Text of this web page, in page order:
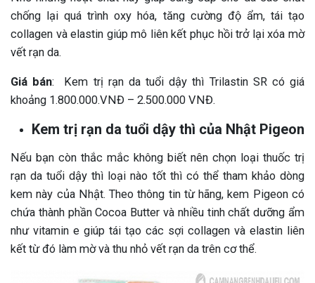
chống lại quá trình oxy hóa, tăng cường độ ẩm, tái tạo
collagen và elastin giúp mô liên kết phục hồi trở lại xóa mờ
vết rạn da.
Giá bán: Kem trị rạn da tuổi dậy thì Trilastin SR có giá
khoảng 1.800.000.VNĐ – 2.500.000 VNĐ.
Kem trị rạn da tuổi dậy thì của Nhật Pigeon
Nếu bạn còn thắc mắc không biết nên chọn loại thuốc trị
rạn da tuổi dậy thì loại nào tốt thì có thể tham khảo dòng
kem này của Nhật. Theo thông tin từ hãng, kem Pigeon có
chứa thành phần Cocoa Butter và nhiều tinh chất dưỡng ẩm
như vitamin e giúp tái tạo các sợi collagen và elastin liên
kết từ đó làm mờ và thu nhỏ vết rạn da trên cơ thể.